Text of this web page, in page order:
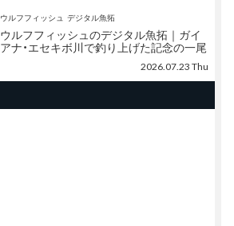
ウルフフィッシュ デジタル魚拓
ウルフフィッシュのデジタル魚拓｜ガイ
アナ・エセキボ川で釣り上げた記念の一尾
2026.07.23 Thu